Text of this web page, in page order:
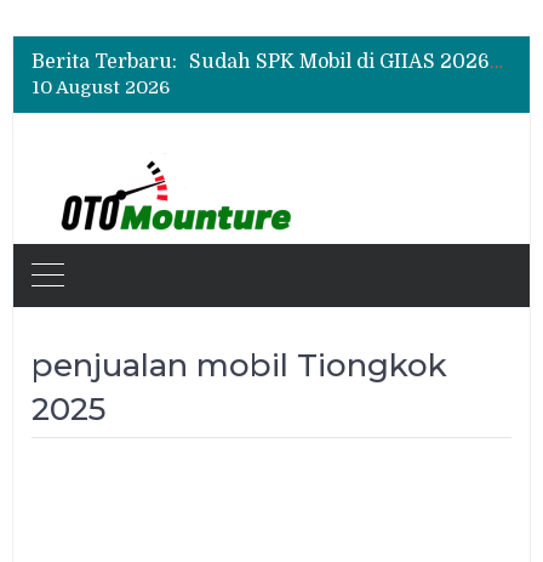
Berita Terbaru:
Rangkul Komunitas Mobil, Motul Indonesia Gelar Car MeetUp Perdana di Tangerang
Sudah SPK Mobil di GIIAS 2026? Ini Tahapan yang Harus Dilakukan Setelah Pameran
Rangkul Komunitas Mobil, Motul Indonesia Gelar Car MeetUp Perdana di Tangerang
10 August 2026
penjualan mobil Tiongkok
2025